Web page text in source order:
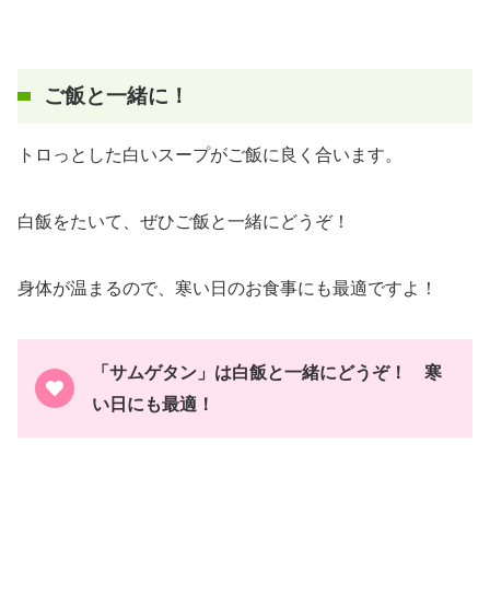
ご飯と一緒に！
トロっとした白いスープがご飯に良く合います。
白飯をたいて、ぜひご飯と一緒にどうぞ！
身体が温まるので、寒い日のお食事にも最適ですよ！
「サムゲタン」は白飯と一緒にどうぞ！ 寒
い日にも最適！